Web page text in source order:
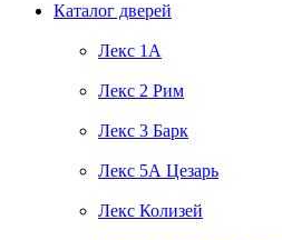
Каталог дверей
Лекс 1А
Лекс 2 Рим
Лекс 3 Барк
Лекс 5А Цезарь
Лекс Колизей